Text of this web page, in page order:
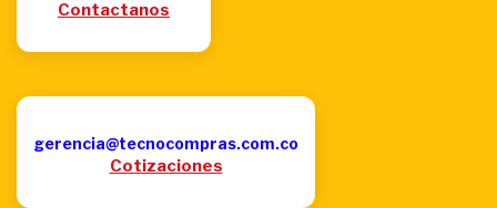
Contactanos
gerencia@tecnocompras.com.co
Cotizaciones